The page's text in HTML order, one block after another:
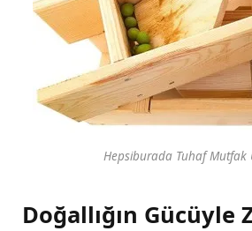
Hepsiburada Tuhaf Mutfak
Doğallığın Gücüyle